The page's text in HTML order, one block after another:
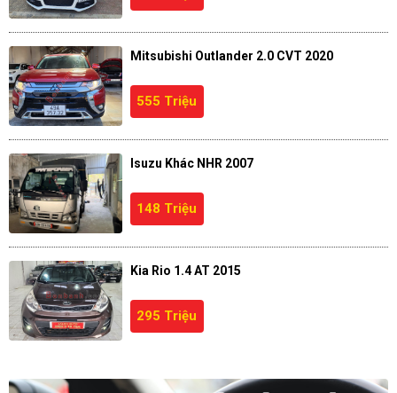
Mitsubishi Outlander 2.0 CVT 2020
555 Triệu
Isuzu Khác NHR 2007
148 Triệu
Kia Rio 1.4 AT 2015
295 Triệu